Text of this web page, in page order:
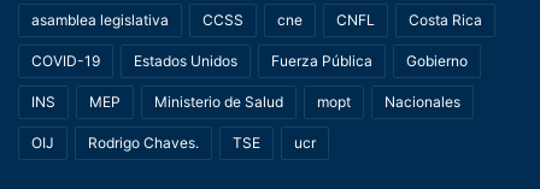
asamblea legislativa CCSS cne CNFL Costa Rica
COVID-19 Estados Unidos Fuerza Pública Gobierno
INS MEP Ministerio de Salud mopt Nacionales
OIJ Rodrigo Chaves. TSE ucr